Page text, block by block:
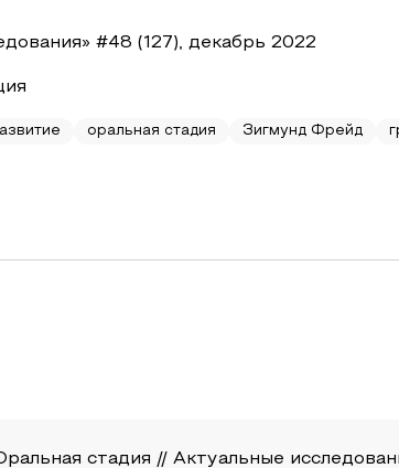
#48 (127), декабрь 2022
оральная стадия Зигмунд Фрейд
стадия // Актуальные